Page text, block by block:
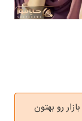
رو بهتون